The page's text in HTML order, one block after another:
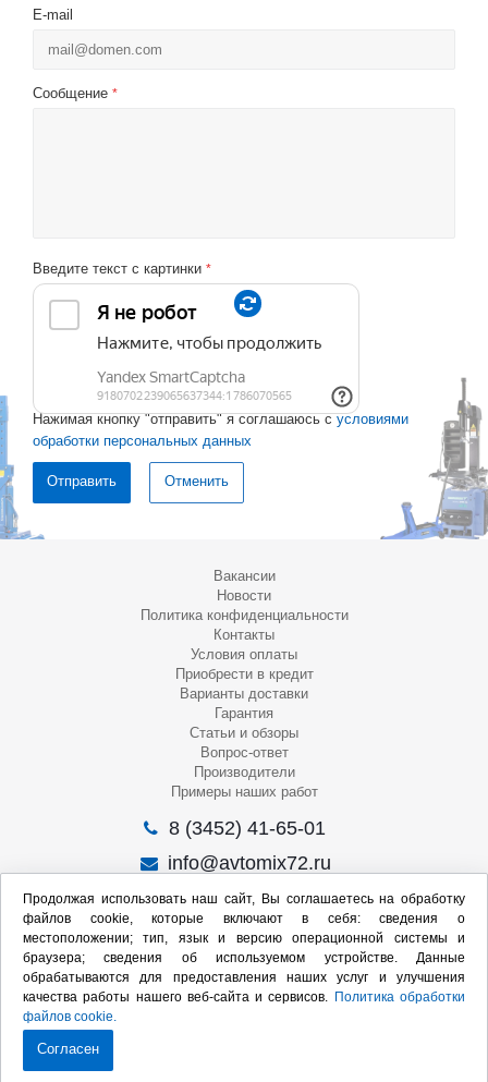
E-mail
Сообщение *
Введите текст с картинки *
Нажимая кнопку "отправить" я соглашаюсь с условиями
обработки персональных данных
Отменить
Вакансии
Новости
Политика конфиденциальности
Контакты
Условия оплаты
Приобрести в кредит
Варианты доставки
Гарантия
Статьи и обзоры
Вопрос-ответ
Производители
Примеры наших работ
8 (3452) 41-65-01
info@avtomix72.ru
г. Тюмень, ул. 50 лет Октября, 120
Пн-Пт
: 09:00 – 19:00
Сб: 10:00 – 17:00
Вс: Выходной
Мы в социальных сетях:
Продолжая использовать наш сайт, Вы соглашаетесь на обработку
файлов cookie, которые включают в себя: сведения о
местоположении; тип, язык и версию операционной системы и
браузера; сведения об используемом устройстве. Данные
обрабатываются для предоставления наших услуг и улучшения
качества работы нашего веб-сайта и сервисов. Политика обработки
файлов cookie.
Согласен